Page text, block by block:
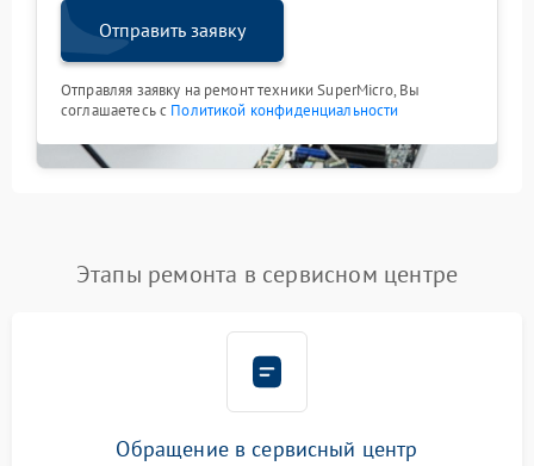
Отправить заявку
Отправляя заявку на ремонт техники SuperMicro, Вы
соглашаетесь с Политикой конфиденциальности
Этапы ремонта в сервисном центре
Обращение в сервисный центр